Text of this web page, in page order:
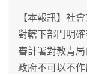
【本報訊】社
對轄下部門明
審計署對教青
政府不可以不作